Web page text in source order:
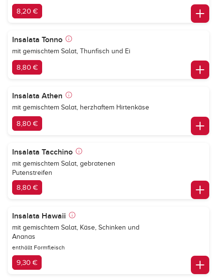
8,20 €
Insalata Tonno
mit gemischtem Salat, Thunfisch und Ei
8,80 €
Insalata Athen
mit gemischtem Salat, herzhaftem Hirtenkäse
8,80 €
Insalata Tacchino
mit gemischtem Salat, gebratenen
Putenstreifen
8,80 €
Insalata Hawaii
mit gemischtem Salat, Käse, Schinken und
Ananas
enthällt Formfleisch
9,30 €